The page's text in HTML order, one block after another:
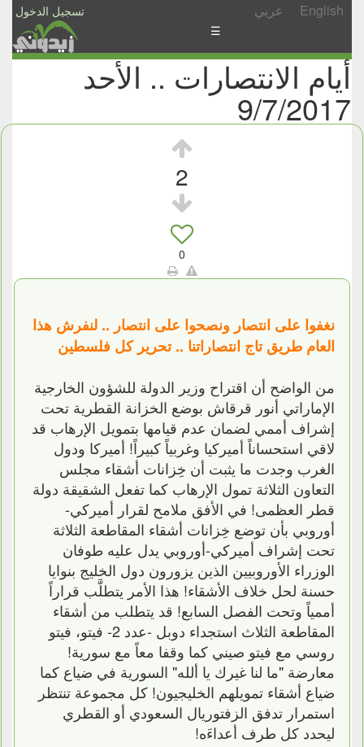
تسجيل الدخول عربي English
الأخبار
والمشاركات
☰
أيام الانتصارات .. الأحد
9/7/2017
2
0
نغفوا على انتصار ونصحوا على انتصار .. لنفرش هذا
العام طريق تاج انتصاراتنا .. تحرير كل فلسطين
من الواضح أن اقتراح وزير الدولة للشؤون الخارجية
الإماراتي أنور قرقاش بوضع الخزانة القطرية تحت
إشراف أممي لضمان عدم قيامها بتمويل الإرهاب قد
لاقي استحساناً أميركيا وغربياً كبيراً! أميركا ودول
الغرب وجدت ما يثبت أن خِزانات أشقاء مجلس
التعاون الثلاثة تمول الإرهاب كما تفعل الشقيقة دولة
قطر العظمى! في الأفق ملامح لقرار أميركي-
أوروبي بأن توضع خِزانات أشقاء المقاطعة الثلاثة
تحت إشراف أميركي-أوروبي يدل عليه طوفان
الوزراء الأوروبيين الذين يزورون دول الخليج بنوايا
حسنة لحل خلاف الأشقاء! هذا الأمر يتطلَّب قراراً
أممياً وتحت الفصل السابع! قد يتطلب من أشقاء
المقاطعة الثلاث استجداء دوبل -عدد 2- فيتو، فيتو
روسي مع فيتو صيني كما وقفا معاً مع سورية!
معارضة "ما لنا غيرك يا ألله" السورية في ضياع كما
ضياع أشقاء تمويلهم الخليجيون! كل مجموعة تنتظر
استمرار تدفق الزفتوريال السعودي أو القطري
ليحدد كل طرف أعداءَه!